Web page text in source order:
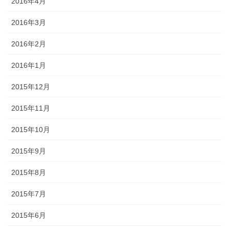
2016年3月
2016年2月
2016年1月
2015年12月
2015年11月
2015年10月
2015年9月
2015年8月
2015年7月
2015年6月